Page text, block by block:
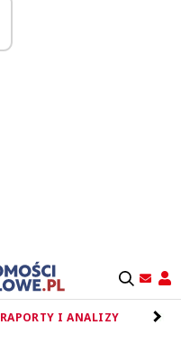
RAPORTY I ANALIZY